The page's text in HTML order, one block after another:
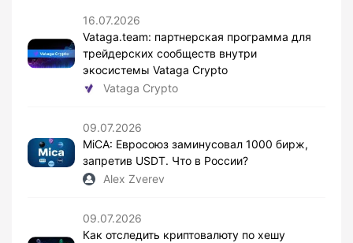
16.07.2026
Vataga.team: партнерская программа для
трейдерских сообществ внутри
экосистемы Vataga Crypto
Vataga Crypto
09.07.2026
MiCA: Евросоюз заминусовал 1000 бирж,
запретив USDT. Что в России?
Alex Zverev
09.07.2026
Как отследить криптовалюту по хешу